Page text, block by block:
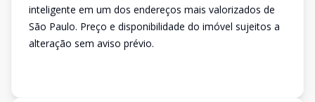
inteligente em um dos endereços mais valorizados de
São Paulo. Preço e disponibilidade do imóvel sujeitos a
alteração sem aviso prévio.